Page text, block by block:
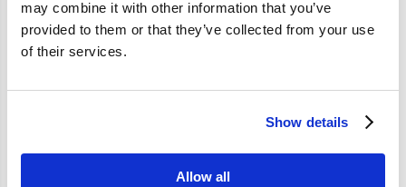
may combine it with other information that you’ve
provided to them or that they’ve collected from your use
of their services.
Show details
Allow all
Merk